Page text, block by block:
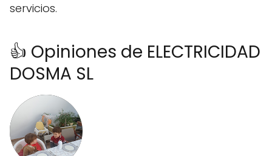
servicios.
👍 Opiniones de ELECTRICIDAD
DOSMA SL